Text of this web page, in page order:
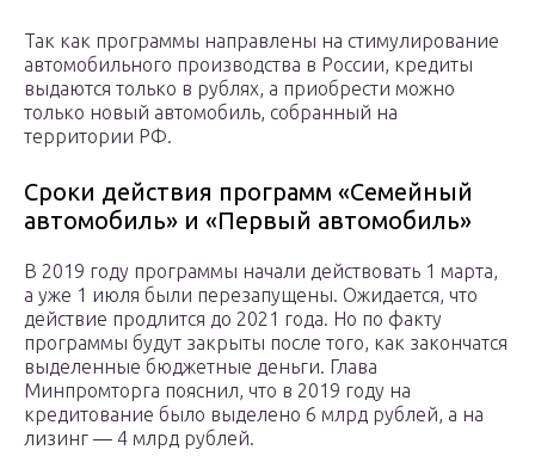
Так как программы направлены на стимулирование
автомобильного производства в России, кредиты
выдаются только в рублях, а приобрести можно
только новый автомобиль, собранный на
территории РФ.
Сроки действия программ «Семейный
автомобиль» и «Первый автомобиль»
В 2019 году программы начали действовать 1 марта,
а уже 1 июля были перезапущены. Ожидается, что
действие продлится до 2021 года. Но по факту
программы будут закрыты после того, как закончатся
выделенные бюджетные деньги. Глава
Минпромторга пояснил, что в 2019 году на
кредитование было выделено 6 млрд рублей, а на
лизинг — 4 млрд рублей.